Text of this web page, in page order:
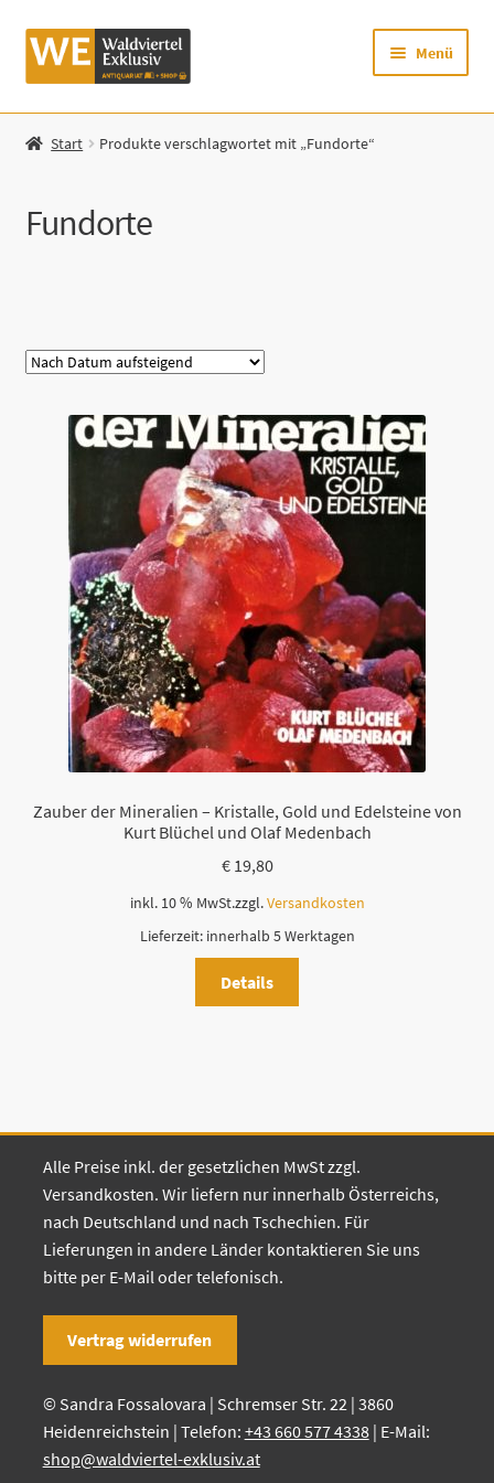
Zur
Navigation
Zum
Inhalt
Menü
Startseite
Mein Konto
Zur Waldviertel Exklusiv-Website
Start Produkte verschlagwortet mit „Fundorte“
Fundorte
Zauber der Mineralien – Kristalle, Gold und Edelsteine von
Kurt Blüchel und Olaf Medenbach
€19,80
inkl. 10 % MwSt.zzgl.Versandkosten
Lieferzeit: innerhalb 5 Werktagen
Details
Alle Preise inkl. der gesetzlichen MwSt zzgl.
Versandkosten. Wir liefern nur innerhalb Österreichs,
nach Deutschland und nach Tschechien. Für
Lieferungen in andere Länder kontaktieren Sie uns
bitte per E-Mail oder telefonisch.
Vertrag widerrufen
© Sandra Fossalovara | Schremser Str. 22 | 3860
Heidenreichstein | Telefon: +43 660 577 4338| E-Mail:
shop@waldviertel-exklusiv.at